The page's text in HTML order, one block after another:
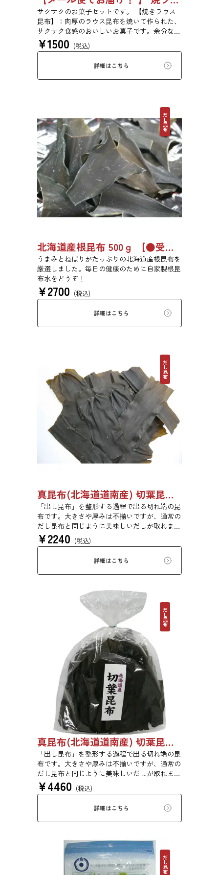
サクサクのお菓子セットです。 【焼きラウス
昆布】：肉厚のラウス昆布を焼いて作られた、
サクサク食感のおいしいお菓子です。余分な味
付けは一切せず、ラウス昆布本来の味をお楽し
みいただけます。 【昆布豆】：落花生に刻み
昆布を巻きこんだ豆菓子です。北海道産の昆布
を使用しています。さくさく食感と素材の美味
しさをお楽しみいただけます。
¥1500 (税込)
詳細はこちら
だし昆布
北海道産根昆布 500ｇ 【●受注生産品】8494
うまみとねばりがたっぷりの北海道産根昆布を
厳選しました。毎日の健康のために自家製根昆
布水をどうぞ！
¥2700 (税込)
詳細はこちら
だし昆布
真昆布(北海道道南産) 切葉昆布 500g 【●受注生産品】03110011
「出し昆布」を整形する過程で出る切れ端の昆
布です。大きさや厚みは不揃いですが、通常の
だし昆布と同じように美味しいだしが取れま
す。
¥2240 (税込)
詳細はこちら
だし昆布
真昆布(北海道道南産) 切葉昆布 1kg 【●受注生産品】03070048
「出し昆布」を整形する過程で出る切れ端の昆
布です。大きさや厚みは不揃いですが、通常の
だし昆布と同じように美味しいだしが取れま
す。
¥4460 (税込)
詳細はこちら
だし昆布